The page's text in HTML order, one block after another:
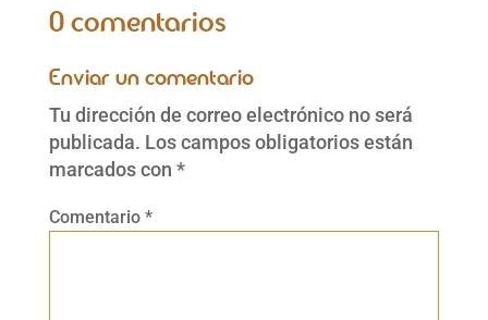
0 comentarios
Enviar un comentario
Tu dirección de correo electrónico no será
publicada. Los campos obligatorios están
marcados con *
Comentario *